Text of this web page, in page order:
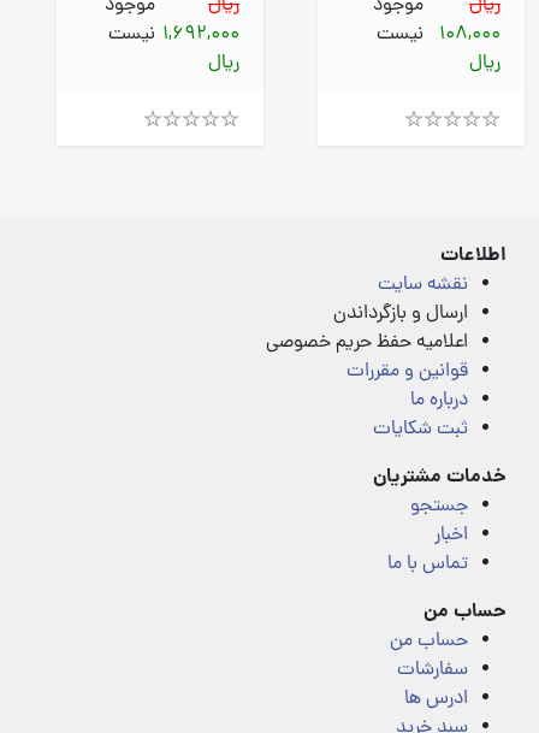
ریال
1,692,000
ریال
موجود
نیست
ریال
108,000
ریال
موجود
نیست
اطلاعات
نقشه سایت
ارسال و بازگرداندن
اعلامیه حفظ حریم خصوصی
قوانین و مقررات
درباره ما
ثبت شکایات
خدمات مشتریان
جستجو
اخبار
تماس با ما
حساب من
حساب من
سفارشات
ادرس ها